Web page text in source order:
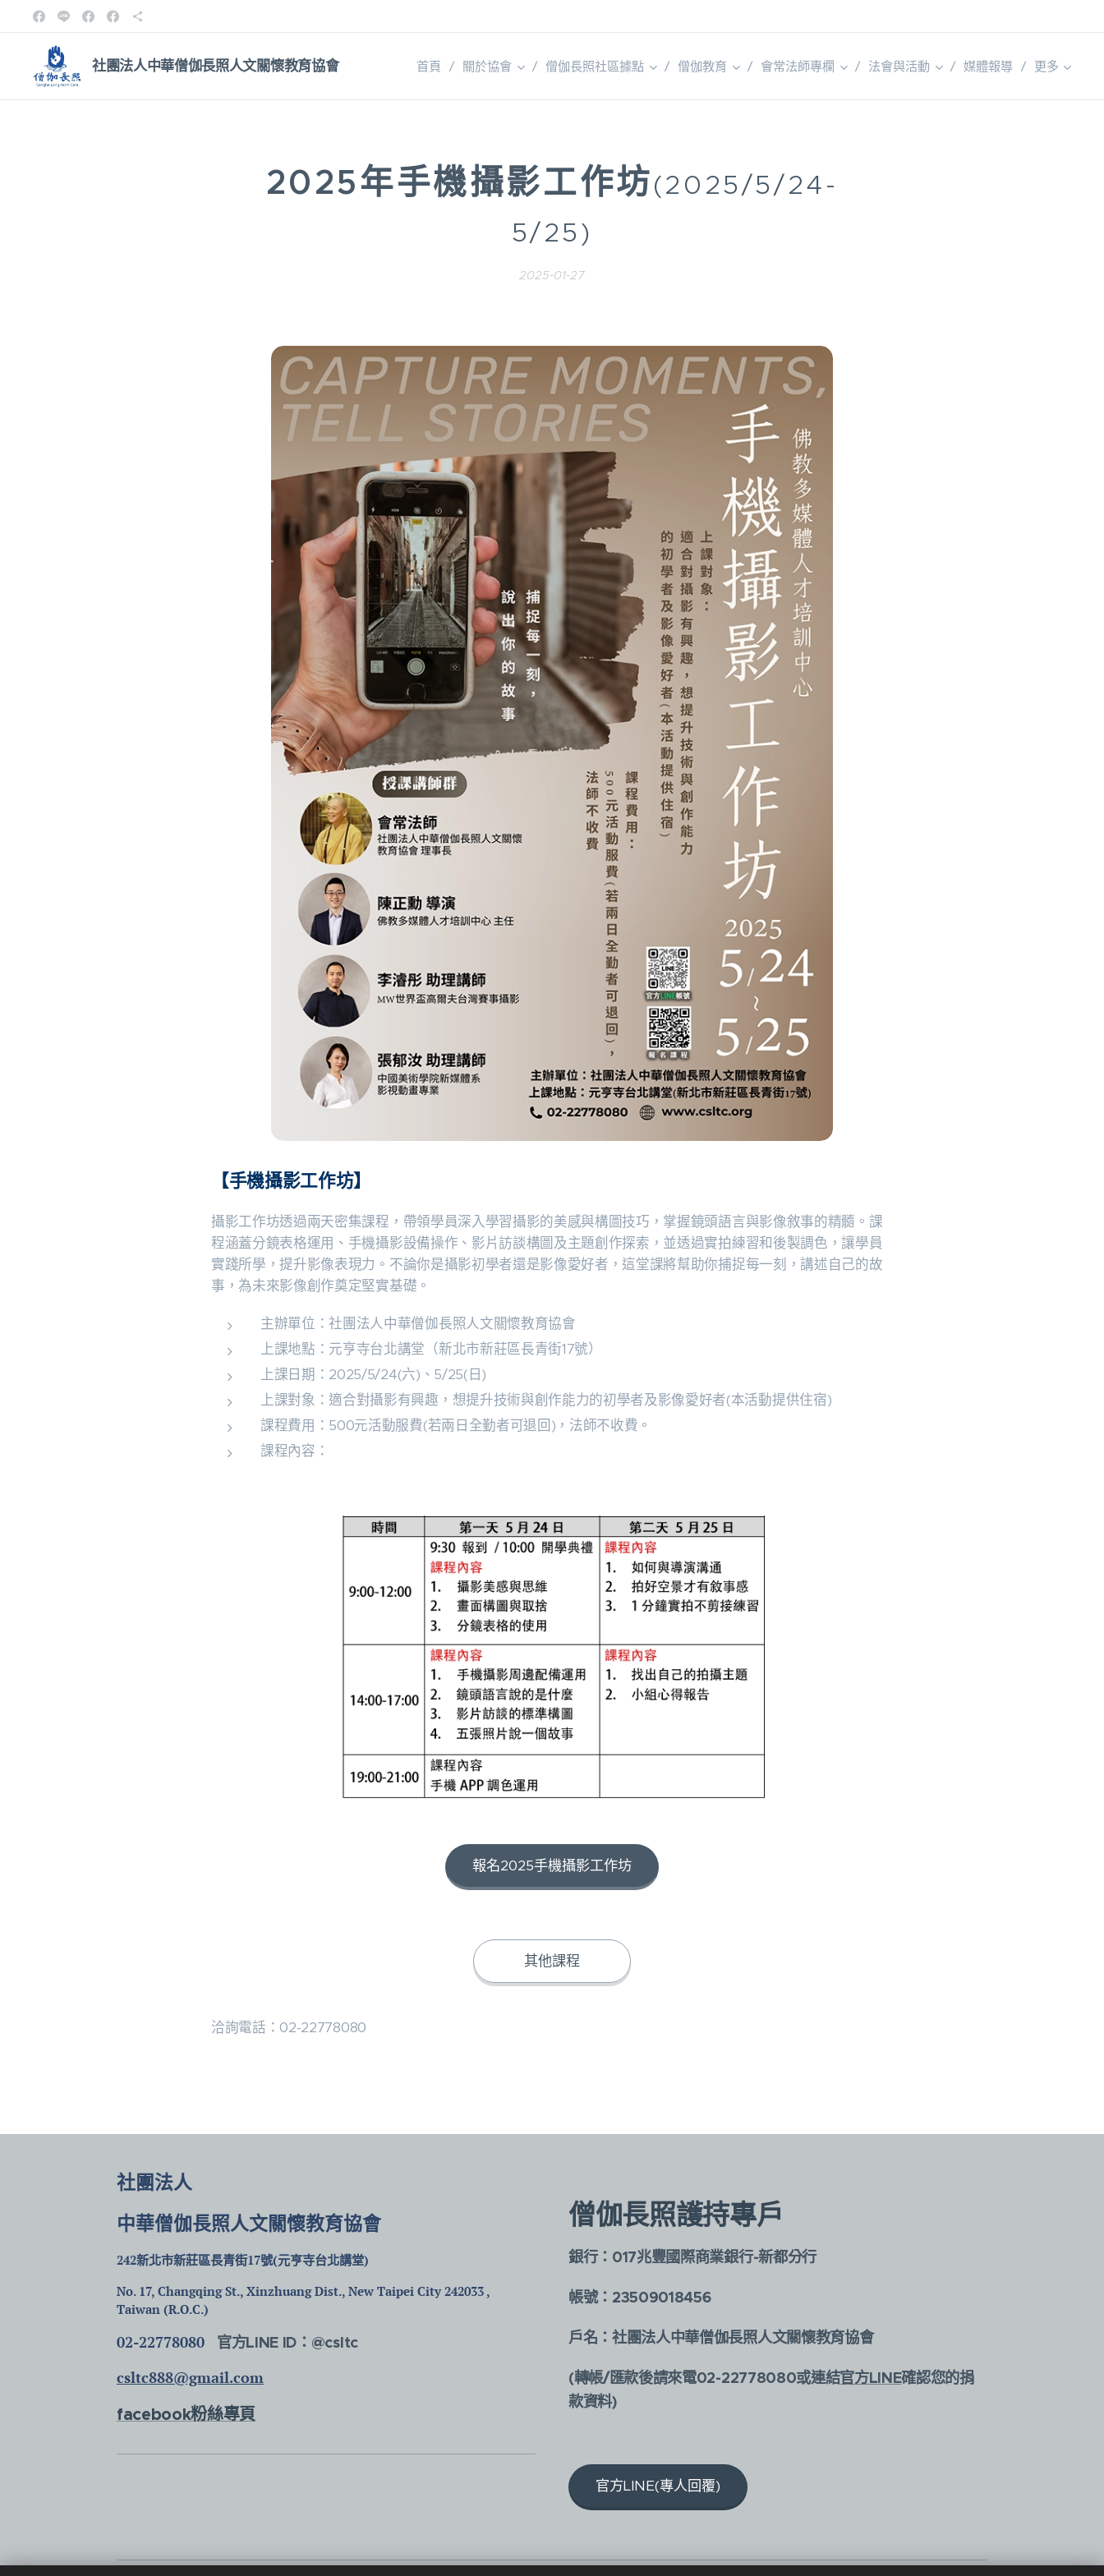
社團法人中華僧伽長照人文關懷教育協會 首頁 關於協會 僧伽長照社區據點 僧伽教育 會常法師專欄 法會與活動 媒體報導 更多
2025年手機攝影工作坊(2025/5/24-
5/25)
2025-01-27
【手機攝影工作坊】
攝影工作坊透過兩天密集課程，帶領學員深入學習攝影的美感與構圖技巧，掌握鏡頭語言與影像敘事的精髓。課
程涵蓋分鏡表格運用、手機攝影設備操作、影片訪談構圖及主題創作探索，並透過實拍練習和後製調色，讓學員
實踐所學，提升影像表現力。不論你是攝影初學者還是影像愛好者，這堂課將幫助你捕捉每一刻，講述自己的故
事，為未來影像創作奠定堅實基礎。
主辦單位：社團法人中華僧伽長照人文關懷教育協會
上課地點：元亨寺台北講堂（新北市新莊區長青街17號）
上課日期：2025/5/24(六)、5/25(日)
上課對象：適合對攝影有興趣，想提升技術與創作能力的初學者及影像愛好者(本活動提供住宿)
課程費用：500元活動服費(若兩日全勤者可退回)，法師不收費。
課程內容：
報名2025手機攝影工作坊
其他課程
洽詢電話：02-22778080
社團法人
中華僧伽長照人文關懷教育協會
242新北市新莊區長青街17號(元亨寺台北講堂)
No. 17, Changqing St., Xinzhuang Dist., New Taipei City 242033 ,
Taiwan (R.O.C.)
02-22778080 官方LINE ID：@csltc
csltc888@gmail.com
facebook粉絲專頁
僧伽長照護持專戶
銀行：017兆豐國際商業銀行-新都分行
帳號：23509018456
戶名：社團法人中華僧伽長照人文關懷教育協會
(轉帳/匯款後請來電02-22778080或連結官方LINE確認您的捐
款資料)
官方LINE(專人回覆)